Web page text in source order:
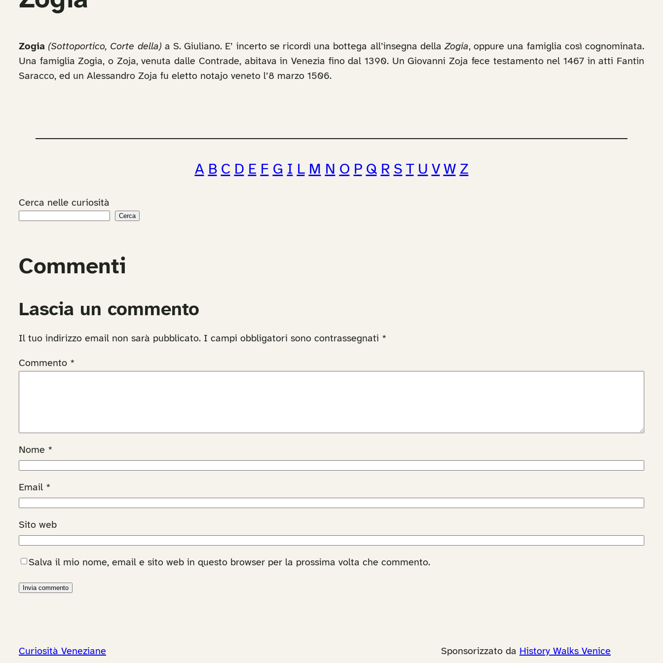
Zogia (Sottoportico, Corte della) a S. Giuliano. E’ incerto se ricordi una bottega all’insegna dellaZogia, oppure una famiglia così cognominata.
Una famiglia Zogia, o Zoja, venuta dalle Contrade, abitava in Venezia fino dal 1390. Un Giovanni Zoja fece testamento nel 1467 in atti Fantin
Saracco, ed un Alessandro Zoja fu eletto notajo veneto l’8 marzo 1506.
A B C D E F G I L M N O P Q R S T U V W Z
Cerca nelle curiosità
Cerca
Commenti
Lascia un commento
Il tuo indirizzo email non sarà pubblicato. I campi obbligatori sono contrassegnati *
Commento *
Nome *
Email *
Sito web
Salva il mio nome, email e sito web in questo browser per la prossima volta che commento.
Curiosità Veneziane Sponsorizzato da History Walks Venice